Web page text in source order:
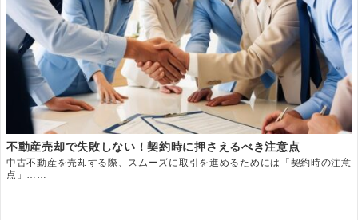
不動産売却で失敗しない！契約時に押さえるべき注意点
中古不動産を売却する際、スムーズに取引を進めるためには「契約時の注意
点」……